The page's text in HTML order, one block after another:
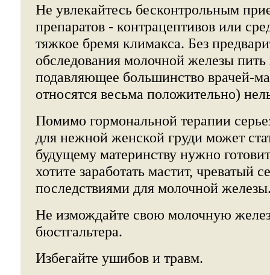
Не увлекайтесь бесконтрольным
препаратов - контрацептивов или
тяжкое бремя климакса. Без
обследования молочной железы
подавляющее большинство врачей-
относятся весьма положительно)
Помимо гормональной терапии
для нежной женской груди может
будущему материнству нужно
хотите заработать мастит, чреватый
последствиями для молочной
Не измождайте свою молочную
бюстгальтера.
Избегайте ушибов и травм.